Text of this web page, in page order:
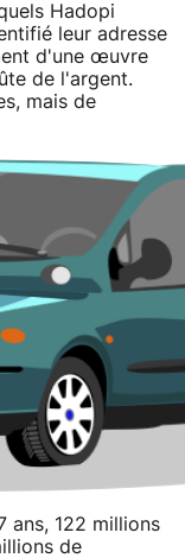
Hadopi
leur adresse
d'une œuvre
de l'argent.
mais de
ans, 122 millions
de